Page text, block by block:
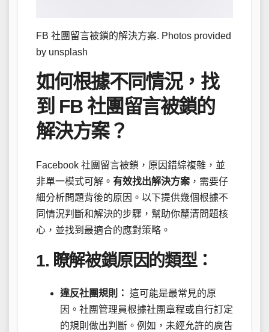
FB 社團留言被鎖的解決方案. Photos provided
by unsplash
如何根據不同情況，找
到 FB 社團留言被鎖的
解決方案？
Facebook 社團留言被鎖，原因錯綜複雜，並
非單一模式可解。 有效找出解決方案 ，需要仔
細分析問題背後的原因。以下提供幾個根據不
同情況判斷和解決的步驟，幫助你釐清問題核
心，並找到最適合的應對策略。
1. 瞭解被鎖原因的類型：
違反社團規則： 這可能是最常見的原
因。社團管理員根據社團章程或自行訂定
的規則做出判斷。例如，未經允許的廣告